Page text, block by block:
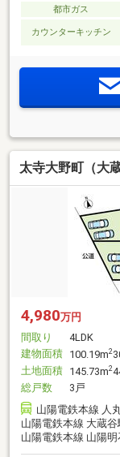
都市ガス
カウンターキッチン
太寺大野町（大
4,980万円
間取り
4LDK
建物面積 100.19m2
土地面積 145.73m2
総戸数
3戸
山陽電鉄本線 人
山陽電鉄本線 大蔵
山陽電鉄本線 山陽